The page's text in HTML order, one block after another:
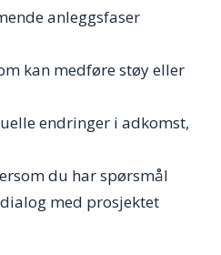
anleggsfaser
kan medføre støy eller
endringer i adkomst,
du har spørsmål
med prosjektet